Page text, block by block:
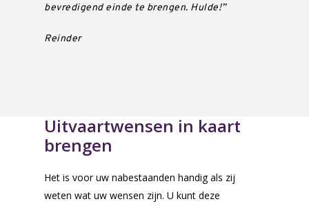
bevredigend einde te brengen. Hulde!”
Reinder
Uitvaartwensen in kaart
brengen
Het is voor uw nabestaanden handig als zij
weten wat uw wensen zijn. U kunt deze